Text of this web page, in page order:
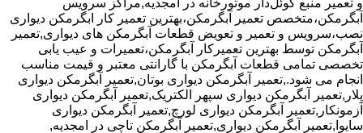
آبگرمکن،متخصص تعمیر آبگرمکن،بهترین تعمیر کار ابگرمکن دیواری
نصب،سرویس و تعمیر و تعویض قطعات آبگرمکن های دیواری,تعمیر
آبگرمکن توسط بهترین تعمیرکار آبگرمکن،تعمیرات و عیب یابی
تخصصی تمامی قطعات آبگرمکن با گارانتی معتبر و قیمت مناسب
انجام می شود.,تعمیر آبگرمکن دیواری بوتان,تعمیر آبگرمکن دیواری
پلار,تعمیر آبگرمکن دیواری سپهر الکتریک,تعمیر آبگرمکن دیواری
آزمونکار,تعمیر آبگرمکن دیواری لورچ,تعمیر آبگرمکن دیواری
سایوا,تعمیر آبگرمکن دیواری,تعمیر آبگرمکن تاچی در امجدیه,